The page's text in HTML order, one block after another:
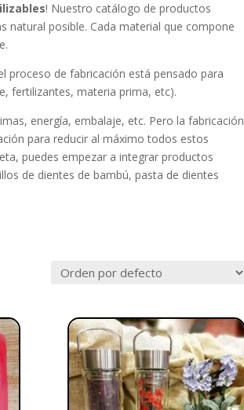
! Nuestro catálogo de productos
natural posible. Cada material que compone
proceso de fabricación está pensado para
fertilizantes, materia prima, etc).
energía, embalaje, etc. Pero la fabricación
para reducir al máximo todos estos
puedes empezar a integrar productos
de dientes de bambú, pasta de dientes